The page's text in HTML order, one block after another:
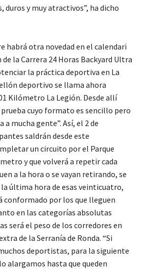
y muy atractivos”, ha dicho
habrá otra novedad en el calendari
la Carrera 24 Horas Backyard Ultra
la práctica deportiva en La
deportivo se llama ahora
Kilómetro La Legión. Desde allí
cuyo formato es sencillo pero
mucha gente”. Así, el 2 de
saldrán desde este
un circuito por el Parque
y que volverá a repetir cada
a la hora o se vayan retirando, se
última hora de esas veinticuatro,
conformado por los que lleguen
en las categorías absolutas
será el peso de los corredores en
de la Serranía de Ronda. “Si
deportistas, para la siguiente
alargamos hasta que queden